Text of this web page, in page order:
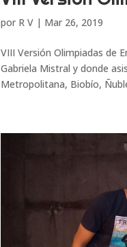
por R V | Mar 26, 2019
VIII Versión Olimpiadas de
Gabriela Mistral y donde
Metropolitana, Biobío,